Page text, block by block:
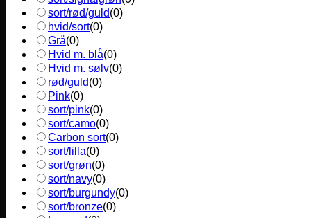
sort/rød/guld(0)
hvid/sort(0)
Grå(0)
Hvid m. blå(0)
Hvid m. sølv(0)
rød/guld(0)
Pink(0)
sort/pink(0)
sort/camo(0)
Carbon sort(0)
sort/lilla(0)
sort/grøn(0)
sort/navy(0)
sort/burgundy(0)
sort/bronze(0)